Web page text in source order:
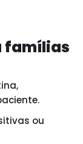
famílias
ou